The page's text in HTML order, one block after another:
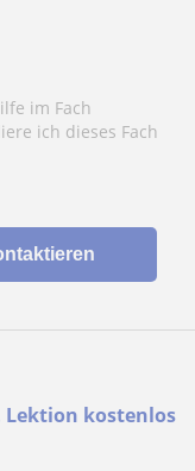
im Fach
ich dieses Fach
Lektion kostenlos